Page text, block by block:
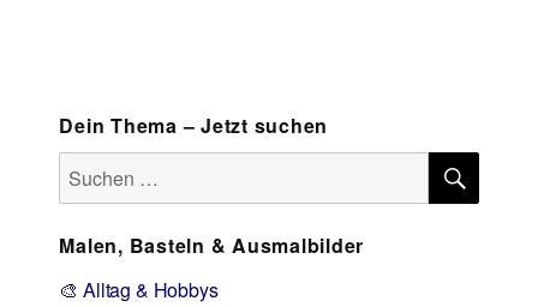
Dein Thema – Jetzt suchen
Suchen
nach:
Malen, Basteln & Ausmalbilder
🎨 Alltag & Hobbys